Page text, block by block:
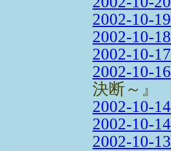
2002-10-19
2002-10-18
2002-10-17
2002-10-16
決断～』
2002-10-14
2002-10-14
2002-10-13